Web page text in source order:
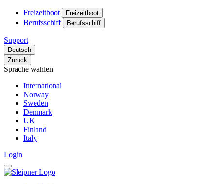
Freizeitboot Freizeitboot
Berufsschiff Berufsschiff
Support
Deutsch
Zurück
Sprache wählen
International
Norway
Sweden
Denmark
UK
Finland
Italy
Login